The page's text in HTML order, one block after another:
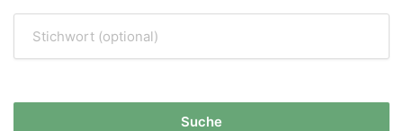
Suche